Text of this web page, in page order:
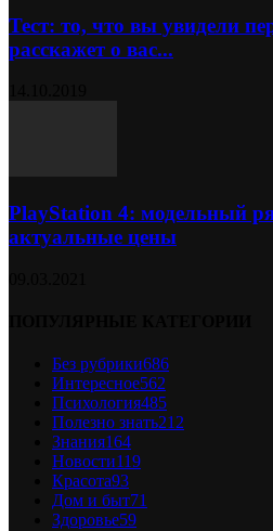
Тест: то, что вы увидели
расскажет о вас...
PlayStation 4: модельный
актуальные цены
Без рубрики686
Интересное562
Психология485
Полезно знать212
Знания164
Новости119
Красота93
Дом и быт71
Здоровье59